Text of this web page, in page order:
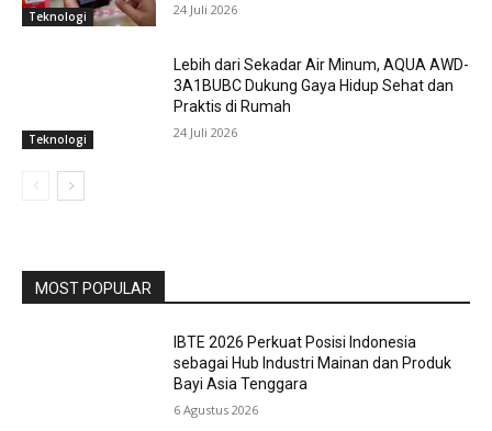
Teknologi 24 Juli 2026
Teknologi
Lebih dari Sekadar Air Minum, AQUA AWD-
3A1BUBC Dukung Gaya Hidup Sehat dan
Praktis di Rumah
24 Juli 2026
MOST POPULAR
IBTE 2026 Perkuat Posisi Indonesia
sebagai Hub Industri Mainan dan Produk
Bayi Asia Tenggara
6 Agustus 2026